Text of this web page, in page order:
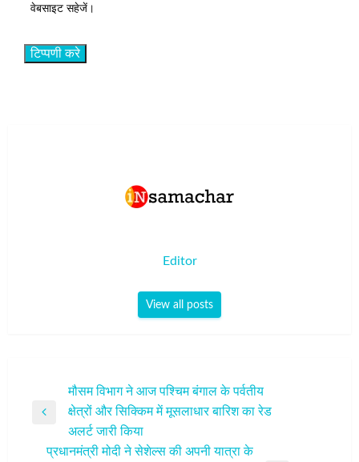
वेबसाइट सहेजें।
Editor
View all posts
नेविगेशन
मौसम विभाग ने आज पश्चिम बंगाल के पर्वतीय
क्षेत्रों और सिक्किम में मूसलाधार बारिश का रेड
अलर्ट जारी किया
प्रधानमंत्री मोदी ने सेशेल्स की अपनी यात्रा के